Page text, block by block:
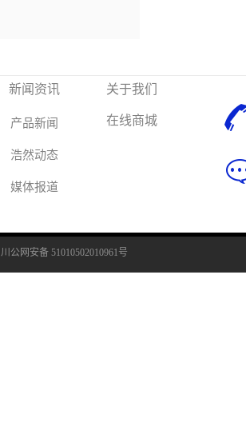
科技点亮希望
新闻资讯
产品新闻
浩然动态
媒体报道
关于我们
在线商城
川公网安备 51010502010961号